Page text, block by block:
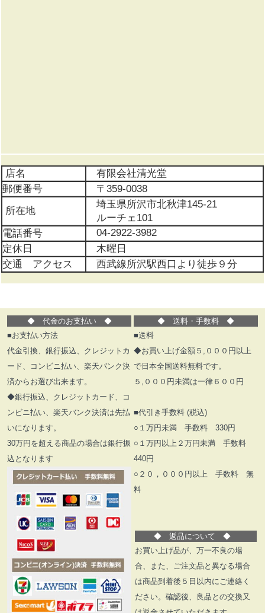
店名
有限会社清光堂
郵便番号
〒359-0038
所在地
埼玉県所沢市北秋津145-21
ルーチェ101
電話番号
04-2922-3982
定休日
木曜日
交通 アクセス
西武線所沢駅西口より徒歩９分
◆ 代金のお支払い◆
■お支払い方法
代金引換、銀行振込、クレジットカ
ード、コンビニ払い、楽天バンク決
済からお選び出来ます。
◆銀行振込、クレジットカード、コ
ンビニ払い、楽天バンク決済は先払
いになります。
30万円を超える商品の場合は銀行振
込となります
◆ 送料・手数料 ◆
■送料
◆お買い上げ金額５,０００円以上
で日本全国送料無料です。
５,０００円未満は一律６００円
■代引き手数料 (税込)
○１万円未満 手数料 330円
○１万円以上２万円未満 手数料
440円
○２０，０００円以上 手数料 無
料
◆ 返品について ◆
お買い上げ品が、万一不良の場
合、また、ご注文品と異なる場合
は商品到着後５日以内にご連絡く
ださい。確認後、良品との交換又